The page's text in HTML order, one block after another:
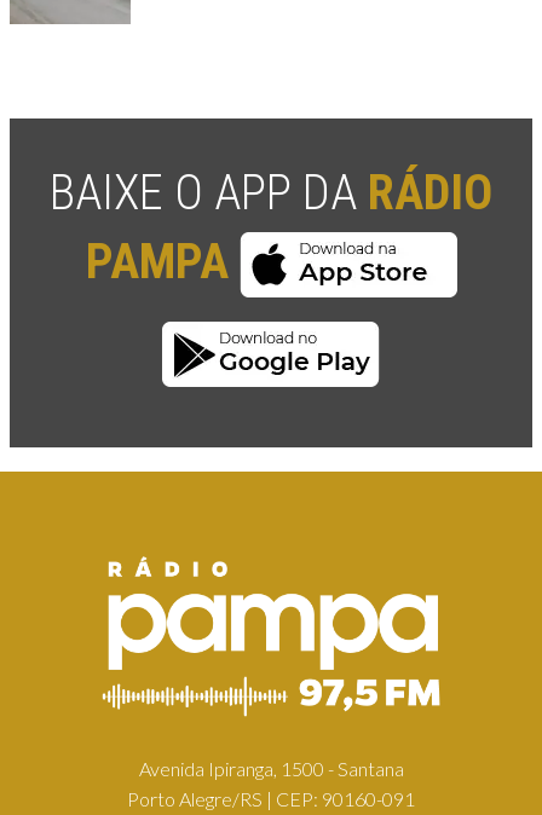
BAIXE O APP DA RÁDIO
PAMPA
Avenida Ipiranga, 1500 - Santana
Porto Alegre/RS | CEP: 90160-091